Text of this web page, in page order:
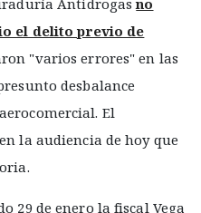
Antidrogasno
el delito previo de
"varios errores" en las
desbalance
El
la audiencia de hoy que
29 de enero la fiscal Vega